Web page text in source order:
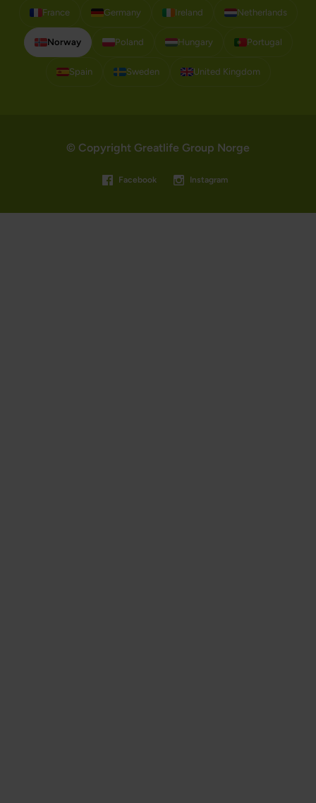
France Germany Ireland Netherlands
Norway Poland Hungary Portugal
Spain Sweden United Kingdom
© Copyright Greatlife Group Norge
Facebook Instagram